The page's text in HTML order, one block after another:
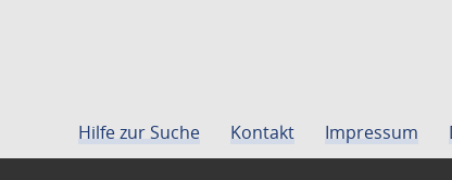
Hilfe zur Suche Kontakt Impressum